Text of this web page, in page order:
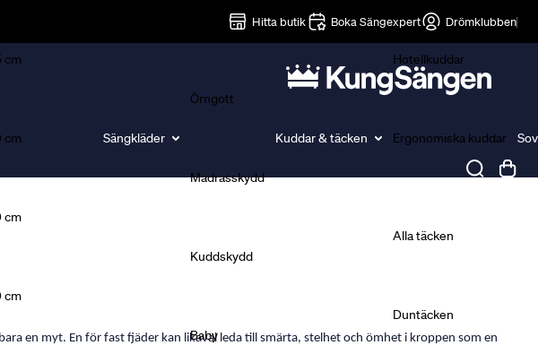
Hitta butik Boka Sängexpert Drömklubben
cm
cm
cm
cm
Sängkläder
Örngott
Madrasskydd
Kuddskydd
Baby
Kuddar & täcken
Hotellkuddar
Ergonomiska kuddar
Alla täcken
Duntäcken
en myt. En för fast fjäder kan likaväl leda till smärta, stelhet och ömhet i kroppen som en